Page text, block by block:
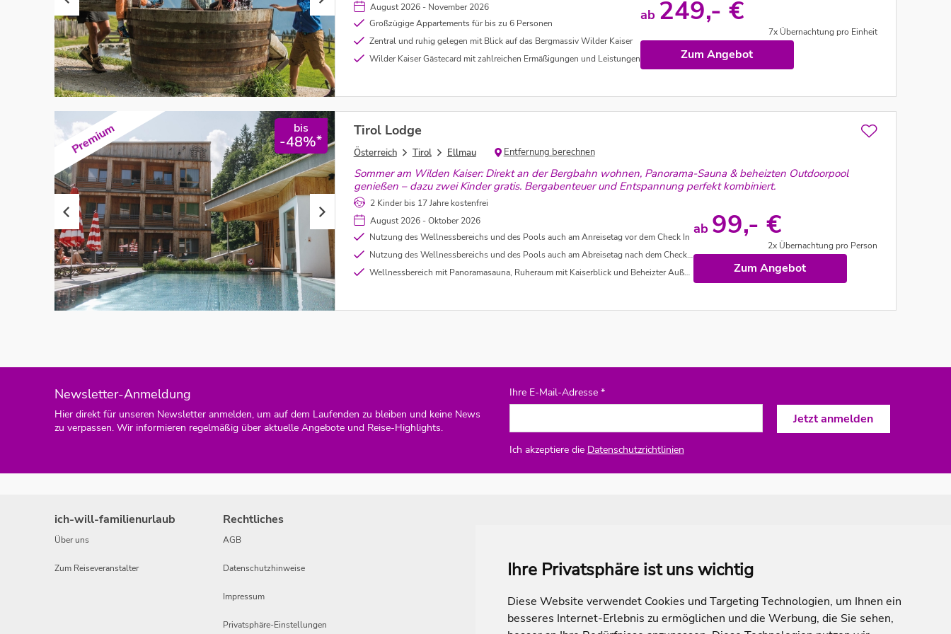
Ihre Privatsphäre ist uns wichtig
Diese Website verwendet Cookies und Targeting Technologien, um Ihnen ein
besseres Internet-Erlebnis zu ermöglichen und die Werbung, die Sie sehen,
August 2026 - November 2026
Großzügige Appartements für bis zu 6 Personen
Zentral und ruhig gelegen mit Blick auf das Bergmassiv Wilder Kaiser
Wilder Kaiser Gästecard mit zahlreichen Ermäßigungen und Leistungen
ab 249,- €
7x Übernachtung pro Einheit
Zum Angebot
Premium bis
-48%*
Tirol Lodge
Österreich Tirol Ellmau Entfernung berechnen
Sommer am Wilden Kaiser: Direkt an der Bergbahn wohnen, Panorama-Sauna & beheizten Outdoorpool
genießen – dazu zwei Kinder gratis. Bergabenteuer und Entspannung perfekt kombiniert.
2 Kinder bis 17 Jahre kostenfrei
August 2026 - Oktober 2026
Nutzung des Wellnessbereichs und des Pools auch am Anreisetag vor dem Check In
Nutzung des Wellnessbereichs und des Pools auch am Abreisetag nach dem Check Out
Wellnessbereich mit Panoramasauna, Ruheraum mit Kaiserblick und Beheizter Außenpool
ab 99,- €
2x Übernachtung pro Person
Zum Angebot
Newsletter-Anmeldung
Hier direkt für unseren Newsletter anmelden, um auf dem Laufenden zu bleiben und keine News
zu verpassen. Wir informieren regelmäßig über aktuelle Angebote und Reise-Highlights.
Ihre E-Mail-Adresse *
Ich akzeptiere die Datenschutzrichtlinien
ich-will-familienurlaub
Über uns
Zum Reiseveranstalter
Rechtliches
AGB
Datenschutzhinweise
Impressum
Privatsphäre-Einstellungen